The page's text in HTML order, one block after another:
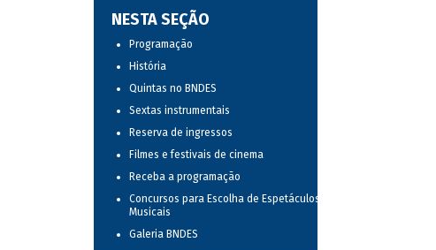
NESTA SEÇÃO
Programação
História
Quintas no BNDES
Sextas instrumentais
Reserva de ingressos
Filmes e festivais de cinema
Receba a programação
Concursos para Escolha de Espetáculos
Musicais
Galeria BNDES